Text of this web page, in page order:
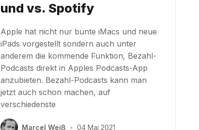
und vs. Spotify
Apple hat nicht nur bunte iMacs und neue
iPads vorgestellt sondern auch unter
anderem die kommende Funktion, Bezahl-
Podcasts direkt in Apples Podcasts-App
anzubieten. Bezahl-Podcasts kann man
jetzt auch schon machen, auf
verschiedenste
Marcel Weiß • 04 Mai 2021